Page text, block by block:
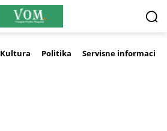
Kultura Politika Servisne informacije